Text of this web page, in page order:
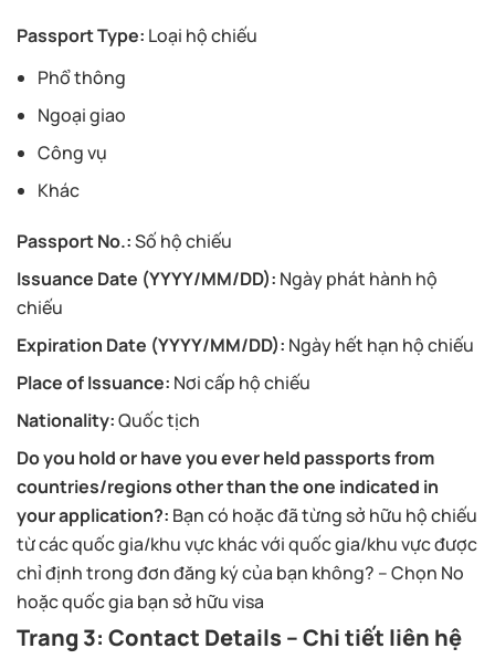
Passport Type: Loại hộ chiếu
Phổ thông
Ngoại giao
Công vụ
Khác
Passport No.:Số hộ chiếu
Issuance Date (YYYY/MM/DD): Ngày phát hành hộ
chiếu
Expiration Date (YYYY/MM/DD): Ngày hết hạn hộ chiếu
Place of Issuance: Nơi cấp hộ chiếu
Nationality:Quốc tịch
Do you hold or have you ever held passports from
countries/regions other than the one indicated in
your application?: Bạn có hoặc đã từng sở hữu hộ chiếu
từ các quốc gia/khu vực khác với quốc gia/khu vực được
chỉ định trong đơn đăng ký của bạn không? – Chọn No
hoặc quốc gia bạn sở hữu visa
Trang 3: Contact Details – Chi tiết liên hệ